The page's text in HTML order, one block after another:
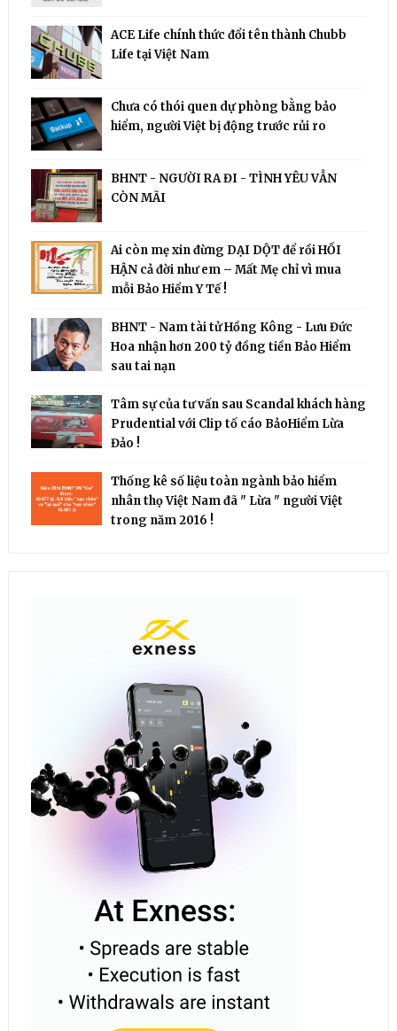
ACE Life chính thức đổi tên thành Chubb
Life tại Việt Nam
Chưa có thói quen dự phòng bằng bảo
hiểm, người Việt bị động trước rủi ro
BHNT - NGƯỜI RA ĐI - TÌNH YÊU VẪN
CÒN MÃI
Ai còn mẹ xin đừng DẠI DỘT để rồi HỐI
HẬN cả đời như em – Mất Mẹ chỉ vì mua
mỗi Bảo Hiểm Y Tế !
BHNT - Nam tài tử Hồng Kông - Lưu Đức
Hoa nhận hơn 200 tỷ đồng tiền Bảo Hiểm
sau tai nạn
Tâm sự của tư vấn sau Scandal khách hàng
Prudential với Clip tố cáo BảoHiểm Lừa
Đảo !
Thống kê số liệu toàn ngành bảo hiểm
nhân thọ Việt Nam đã " Lừa " người Việt
trong năm 2016 !